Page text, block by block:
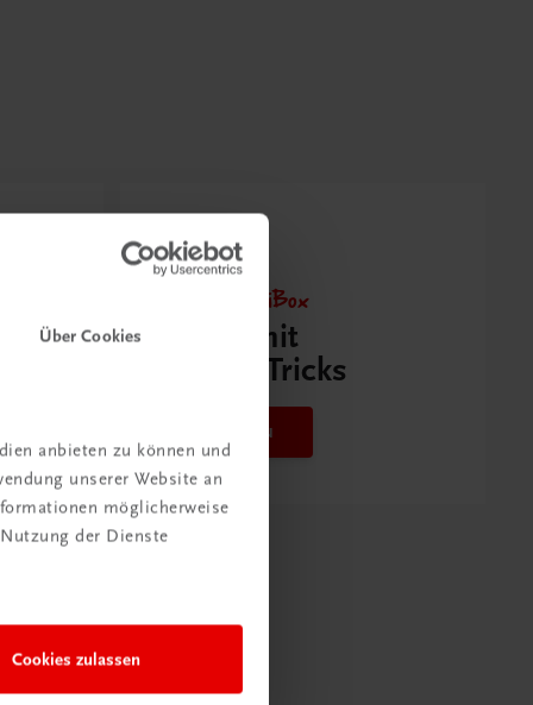
Über Cookies
anbieten zu können und
unserer Website an
möglicherweise
der Dienste
Cookies zulassen
Neu zur DigiBox
Videos mit
Tipps & Tricks
Mehr dazu